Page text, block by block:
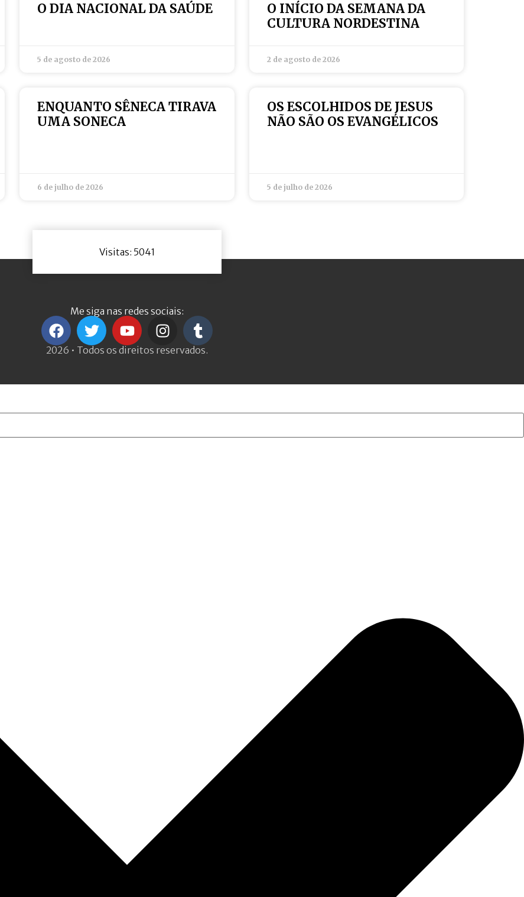
O DIA NACIONAL DA SAÚDE
5 de agosto de 2026
O INÍCIO DA SEMANA DA
CULTURA NORDESTINA
2 de agosto de 2026
ENQUANTO SÊNECA TIRAVA
UMA SONECA
6 de julho de 2026
OS ESCOLHIDOS DE JESUS
NÃO SÃO OS EVANGÉLICOS
5 de julho de 2026
Visitas: 5041
Me siga nas redes sociais:
2026 • Todos os direitos reservados.